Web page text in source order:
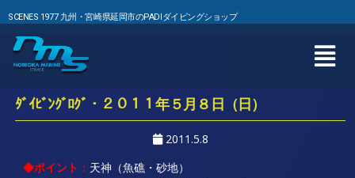
SCENES 1977 九州・宮崎県延岡市のPADIダイビングショップ
ﾀﾞｲﾋﾞﾝｸﾞﾛｸﾞ・２０１１年５月８日（日）
2011.5.8
◆ポイント ： 天神（魚礁・砂地）